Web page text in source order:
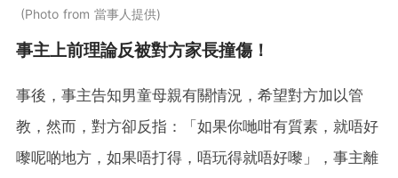
Photo from 當事人提供
事主上前理論反被對方家長撞傷！
事後，事主告知男童母親有關情況，希望對方加以管
教，然而，對方卻反指：「如果你哋咁有質素，就唔好
嚟呢啲地方，如果唔打得，唔玩得就唔好嚟」，事主離